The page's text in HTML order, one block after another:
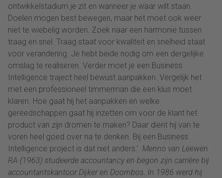
ontwikkelstadium je zit en wanneer je waar wilt staan.
Doelen mogen best bewegen, maar het moet ook weer
niet te wiebelig worden. Zoek naar een harmonie tussen
traag en snel. Traag staat voor kwaliteit en snelheid staat
voor verandering. Je hebt beide nodig om een dergelijke
omslag te realiseren. Verder moet je een Business
Intelligence traject heel bewust aanpakken. Vergelijk het
met een professioneel timmerman die een klus moet
klaren. Hoe gaat hij het aanpakken en welke
gereedschappen gaat hij inzetten om voor de klant het
product van zijn dromen te maken? Daar dient hij van te
voren heel goed over na te denken. Bij een Business
Intelligence project is dat niet anders.’ Menno van Leewen
RA (1963) studeerde accountancy en begon zijn carrière bij
accountantskantoor Dijker en Doornbos. In 1986 werd hij